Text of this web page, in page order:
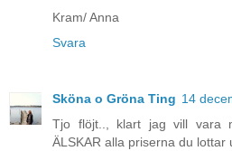
Kram/ Anna
Svara
Sköna o Gröna Ting 14
Tjo flöjt.., klart jag vill vara
ÄLSKAR alla priserna du lottar